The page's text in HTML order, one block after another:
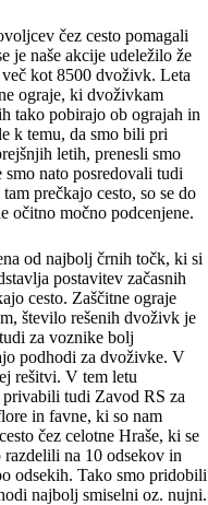
čez cesto pomagali
je naše akcije udeležilo že
kot 8500 dvoživk. Leta
ograje, ki dvoživkam
tako pobirajo ob ograjah in
k temu, da smo bili pri
letih, prenesli smo
nato posredovali tudi
prečkajo cesto, so se do
očitno močno podcenjene.
od najbolj črnih točk, ki si
postavitev začasnih
cesto. Zaščitne ograje
število rešenih dvoživk je
za voznike bolj
podhodi za dvoživke. V
rešitvi. V tem letu
tudi Zavod RS za
in favne, ki so nam
čez celotne Hraše, ki se
razdelili na 10 odsekov in
odsekih. Tako smo pridobili
najbolj smiselni oz. nujni.